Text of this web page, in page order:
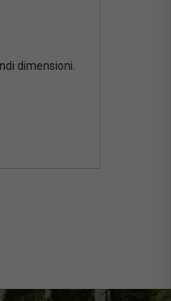
dimensioni.